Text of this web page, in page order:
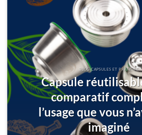
BLOG CAPSULES ET PRATICITÉ
Capsule
comparatif
l’usage que vous
imaginé